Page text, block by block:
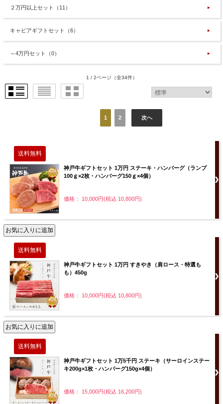
２万円以上セット（11）
キャビアギフトセット（6）
～4万円セット（0）
1 / 2ページ （全34件）
1 2 次へ
神戸牛ギフトセット 1万円 ステーキ・ハンバーグ（ランプ
100ｇ×2枚・ハンバーグ150ｇ×4個）
価格： 10,000円(税込 10,800円)
神戸牛ギフトセット 1万円 すきやき（肩ロース・特選も
も）450g
価格： 10,000円(税込 10,800円)
神戸牛ギフトセット 1万5千円 ステーキ（サーロインステー
キ200g×1枚・ハンバーグ150g×4個）
価格： 15,000円(税込 16,200円)